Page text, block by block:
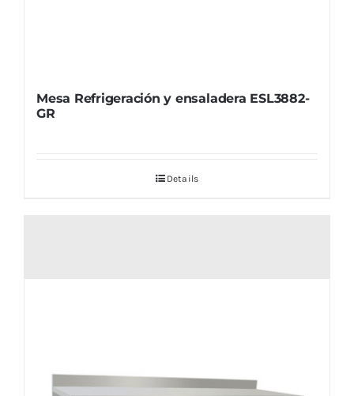
Mesa Refrigeración y ensaladera ESL3882-
GR
Details